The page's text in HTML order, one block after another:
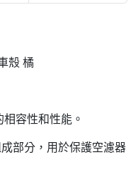
殼 橘
容性和性能。
部分，用於保護空濾器